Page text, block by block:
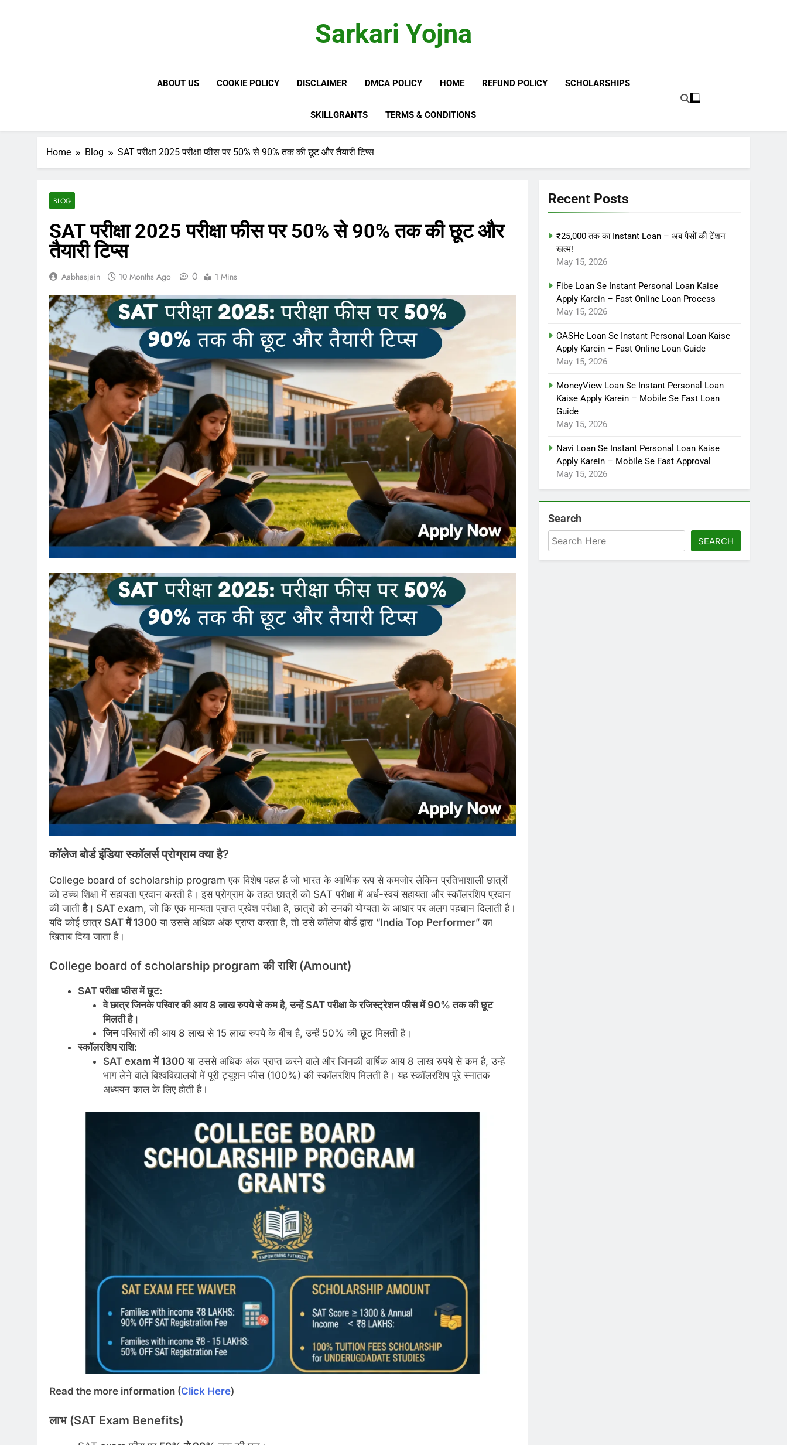
Sarkari Yojna
ABOUT US COOKIE POLICY DISCLAIMER DMCA POLICY HOME REFUND POLICY SCHOLARSHIPS
SKILLGRANTS TERMS & CONDITIONS
Home Blog SAT परीक्षा 2025 परीक्षा फीस पर 50% से 90% तक की छूट और तैयारी टिप्स
BLOG
SAT परीक्षा 2025 परीक्षा फीस पर 50% से 90% तक की छूट और
तैयारी टिप्स
Aabhasjain 10 Months Ago 0 1 Mins
कॉलेज बोर्ड इंडिया स्कॉलर्स प्रोग्राम क्या है?
College board of scholarship program एक विशेष पहल है जो भारत के आर्थिक रूप से कमजोर लेकिन प्रतिभाशाली छात्रों
को उच्च शिक्षा में सहायता प्रदान करती है। इस प्रोग्राम के तहत छात्रों को SAT परीक्षा में अर्ध-स्वयं सहायता और स्कॉलरशिप प्रदान
की जातीहै। SAT exam, जो कि एक मान्यता प्राप्त प्रवेश परीक्षा है, छात्रों को उनकी योग्यता के आधार पर अलग पहचान दिलाती है।
यदि कोई छात्र SAT में 1300 या उससे अधिक अंक प्राप्त करता है, तो उसे कॉलेज बोर्ड द्वारा “India Top Performer” का
खिताब दिया जाता है।
College board of scholarship program की राशि (Amount)
SAT परीक्षा फीस में छूट:
वे छात्र जिनके परिवार की आय 8 लाख रुपये से कम है, उन्हें SAT परीक्षा के रजिस्ट्रेशन फीस में 90% तक की छूट
मिलती है।
जिनपरिवारों की आय 8 लाख से 15 लाख रुपये के बीच है, उन्हें 50% की छूट मिलती है।
स्कॉलरशिप राशि:
SAT exam में 1300या उससे अधिक अंक प्राप्त करने वाले और जिनकी वार्षिक आय 8 लाख रुपये से कम है, उन्हें
भाग लेने वाले विश्वविद्यालयों में पूरी ट्यूशन फीस (100%) की स्कॉलरशिप मिलती है। यह स्कॉलरशिप पूरे स्नातक
अध्ययन काल के लिए होती है।
Read the more information (Click Here)
लाभ (SAT Exam Benefits)
Recent Posts
₹25,000 तक का Instant Loan – अब पैसों की टेंशन
खत्म!
May 15, 2026
Fibe Loan Se Instant Personal Loan Kaise
Apply Karein – Fast Online Loan Process
May 15, 2026
CASHe Loan Se Instant Personal Loan Kaise
Apply Karein – Fast Online Loan Guide
May 15, 2026
MoneyView Loan Se Instant Personal Loan
Kaise Apply Karein – Mobile Se Fast Loan
Guide
May 15, 2026
Navi Loan Se Instant Personal Loan Kaise
Apply Karein – Mobile Se Fast Approval
May 15, 2026
Search
SEARCH